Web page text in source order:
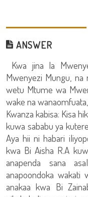
ANSWER
Kwa jina la
Mwenyezi Mungu,
wetu Mtume wa
wake na
Kwanza kabisa: Kisa
kuwa sababu ya
Aya hii ni habari
kwa Bi Aisha R.A
anapenda sana
anapoondoka
anakaa kwa Bi